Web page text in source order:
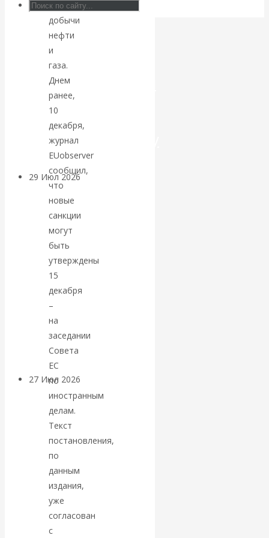
Искусственный
интеллект —
революционный
переход к
посткапитализму
29 Июл 2026Мировая
финансовая олигархия
Валентин
Катасонов.
«Мировые
ростовщики»:
вчера и сегодня
27 Июл 2026
валютная система
Валентин
КАтасонов.
«МЕТОД
ОТМЫВАНИЯ
и
добычи
нефти
и
газа.
Днем
ранее,
10
декабря,
журнал
EUobserver
сообщил,
что
новые
санкции
могут
быть
утверждены
15
декабря
–
на
заседании
Совета
ЕС
по
иностранным
делам.
Текст
постановления,
по
данным
издания,
уже
согласован
с